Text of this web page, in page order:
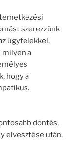
szerezzünk
ügyfelekkel,
milyen a
hogy a
döntés,
elvesztése után.